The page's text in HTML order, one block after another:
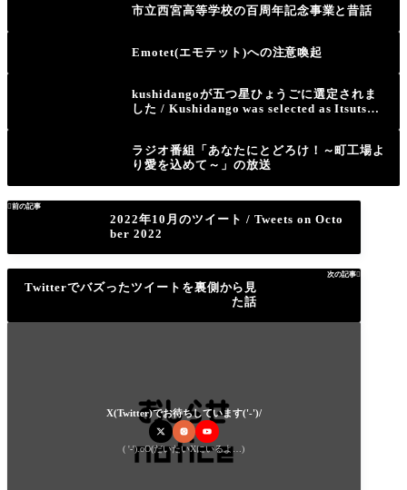
市立西宮高等学校の百周年記念事業と昔話
Emotet(エモテット)への注意喚起
kushidangoが五つ星ひょうごに選定されま
した / Kushidango was selected as Itsutsub
ラジオ番組「あなたにとどろけ！～町工場よ
り愛を込めて～」の放送
前の記事
2022年10月のツイート / Tweets on Octo
ber 2022
次の記事
Twitterでバズったツイートを裏側から見
た話
X(Twitter)でお待ちしています('-')/
( '-').oO(だいたいXにいるよ…)